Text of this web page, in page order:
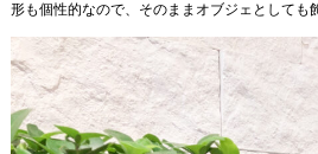
形も個性的なので、そのままオブジェとしても